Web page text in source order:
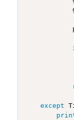
except